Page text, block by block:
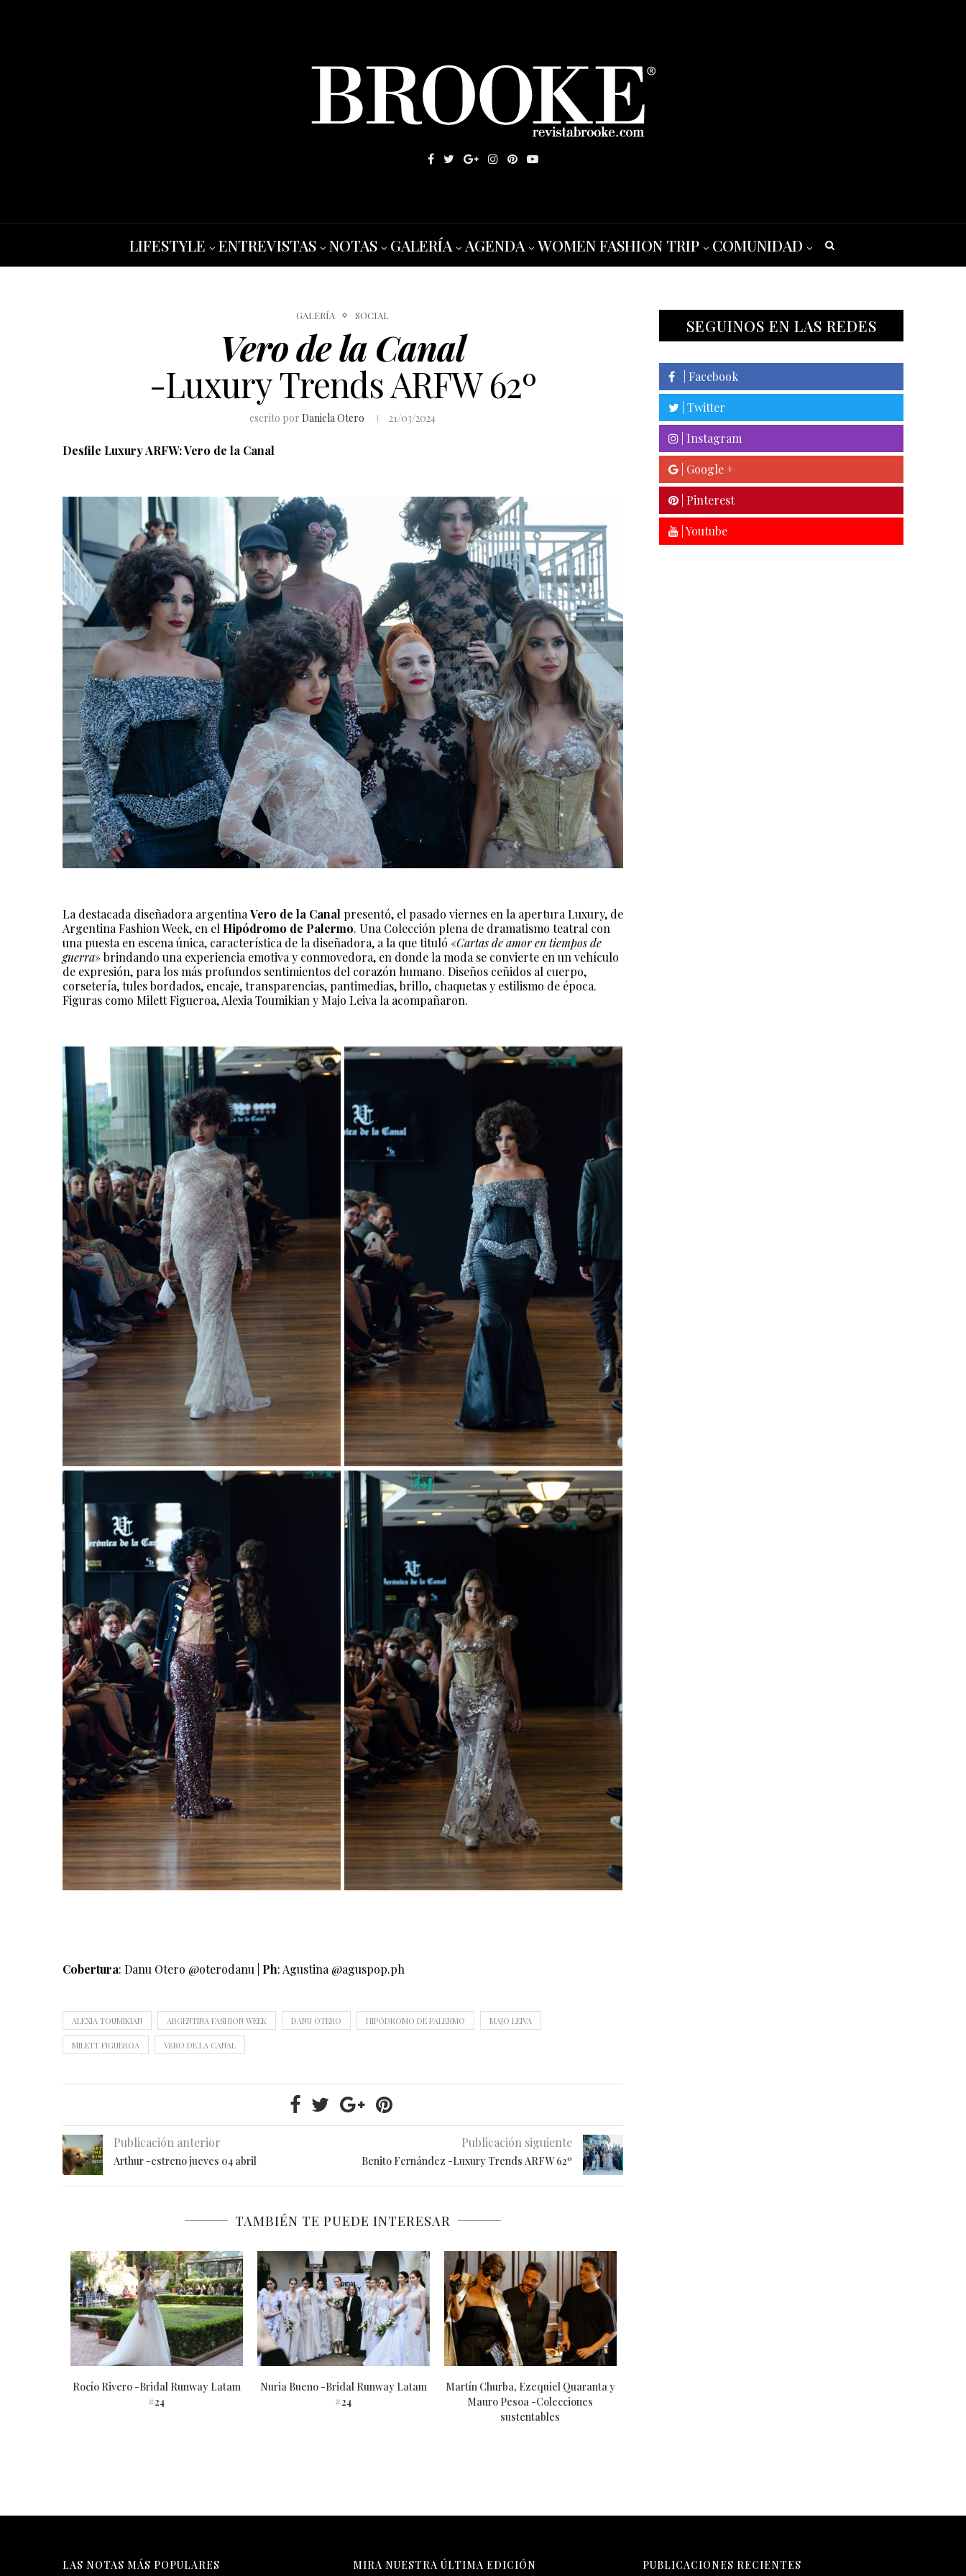
LIFESTYLE ENTREVISTAS NOTAS GALERÍA AGENDA WOMEN FASHION TRIP COMUNIDAD
GALERÍA SOCIAL
Vero de la Canal
-Luxury Trends ARFW 62º
escrito porDaniela Otero 21/03/2024
Desfile Luxury ARFW: Vero de la Canal
La destacada diseñadora argentina Vero de la Canal presentó, el pasado viernes en la apertura Luxury, de
Argentina Fashion Week, en el Hipódromo de Palermo. Una Colección plena de dramatismo teatral con
una puesta en escena única, característica de la diseñadora, a la que tituló «Cartas de amor en tiempos de
guerra» brindando una experiencia emotiva y conmovedora, en donde la moda se convierte en un vehículo
de expresión, para los más profundos sentimientos del corazón humano. Diseños ceñidos al cuerpo,
corsetería, tules bordados, encaje, transparencias, pantimedias, brillo, chaquetas y estilismo de época.
Figuras como Milett Figueroa, Alexia Toumikian y Majo Leiva la acompañaron.
Cobertura: Danu Otero @oterodanu | Ph: Agustina @aguspop.ph
ALEXIA TOUMIKIAN ARGENTINA FASHION WEEK DANU OTERO HIPÓDROMO DE PALERMO MAJO LEIVA
MILETT FIGUEROA VERO DE LA CANAL
Publicación anterior
Arthur -estreno jueves 04 abril
Publicación siguiente
Benito Fernández -Luxury Trends ARFW 62º
TAMBIÉN TE PUEDE INTERESAR
Rocío Rivero -Bridal Runway Latam
#24
Nuria Bueno -Bridal Runway Latam
#24
Martín Churba, Ezequiel Quaranta y
Mauro Pesoa -Colecciones
sustentables
SEGUINOS EN LAS REDES
| Facebook
| Twitter
| Instagram
| Google +
| Pinterest
| Youtube
LAS NOTAS MÁS POPULARES MIRA NUESTRA ÚLTIMA EDICIÓN PUBLICACIONES RECIENTES